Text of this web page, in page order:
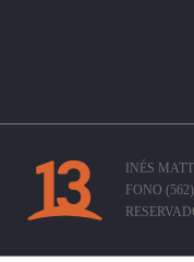
INÉS
FONO